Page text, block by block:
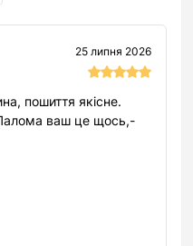
25 липня 2026
пошиття якісне.
ваш це щось,-